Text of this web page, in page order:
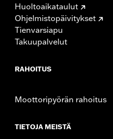
Huoltoaikataulut
Ohjelmistopäivitykset
Tienvarsiapu
Takuupalvelut
RAHOITUS
Moottoripyörän rahoitus
TIETOJA MEISTÄ